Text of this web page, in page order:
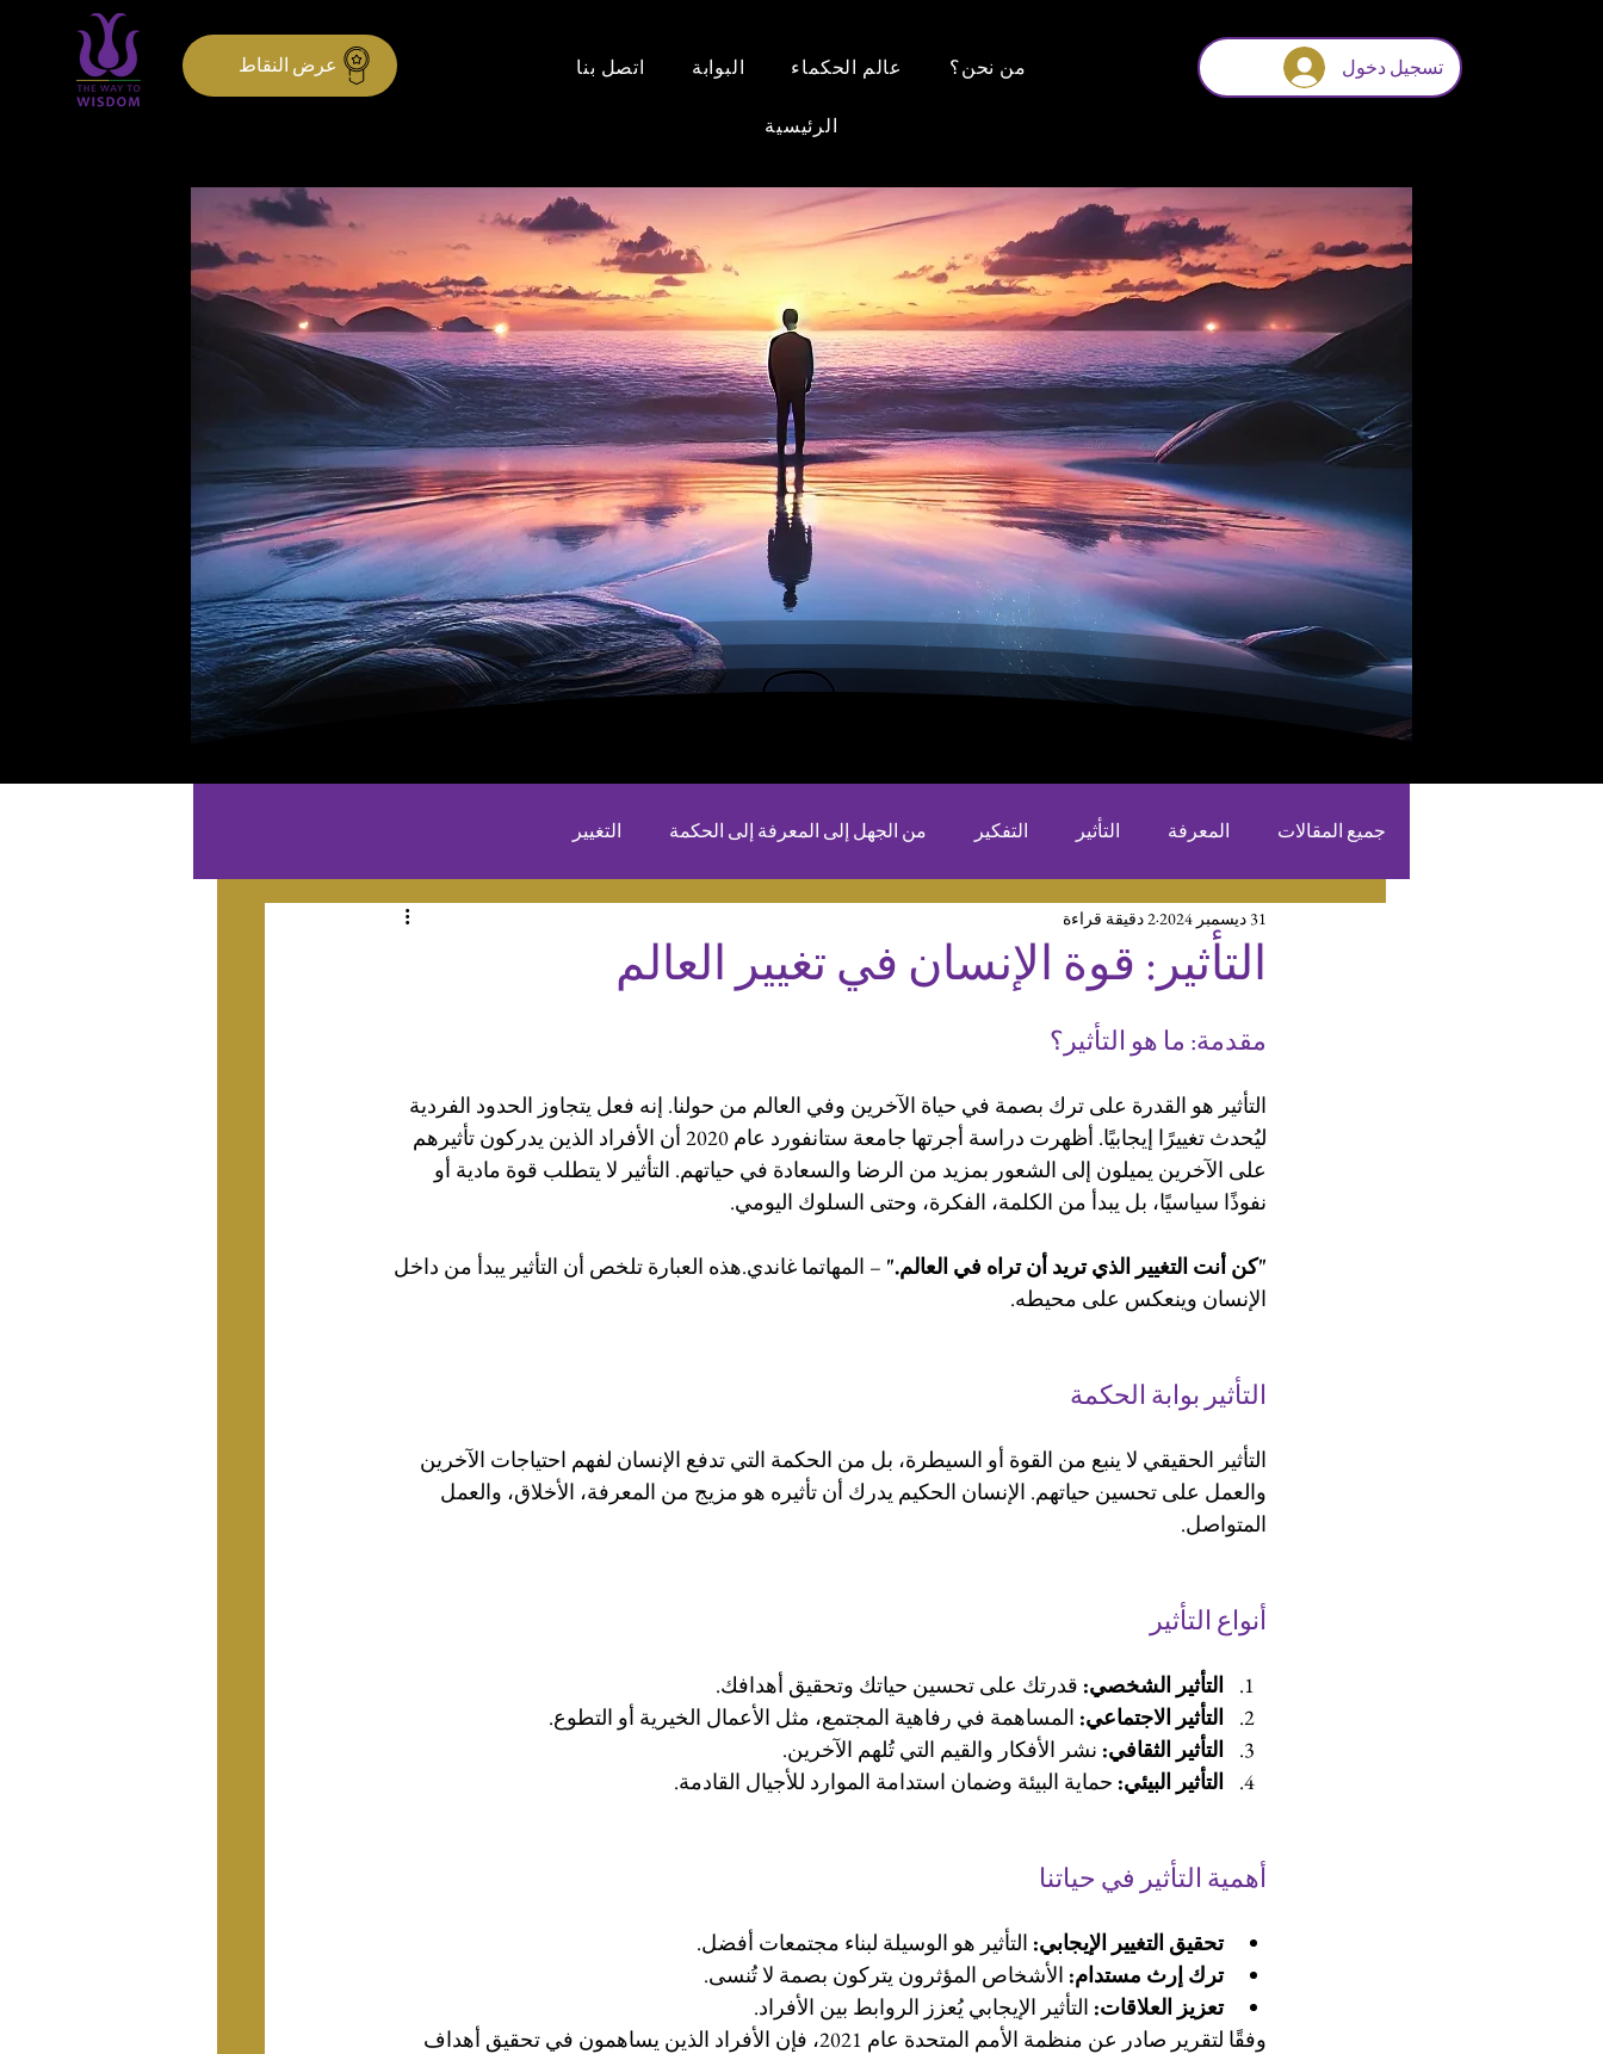
عرض النقاط اتصل بنا البوابة عالم الحكماء من نحن؟
الرئيسية
تسجيل دخول
جميع المقالات المعرفة التأثير التفكير من الجهل إلى المعرفة إلى الحكمة التغيير
التأثير: قوة الإنسان في تغيير العالم
31 ديسمبر 2024 2 دقيقة قراءة
مقدمة: ما هو التأثير؟
التأثير هو القدرة على ترك بصمة في حياة الآخرين وفي العالم من حولنا. إنه فعل يتجاوز الحدود الفردية
ليُحدث تغييرًا إيجابيًا. أظهرت دراسة أجرتها جامعة ستانفورد عام 2020 أن الأفراد الذين يدركون تأثيرهم
على الآخرين يميلون إلى الشعور بمزيد من الرضا والسعادة في حياتهم. التأثير لا يتطلب قوة مادية أو
نفوذًا سياسيًا، بل يبدأ من الكلمة، الفكرة، وحتى السلوك اليومي.
"كن أنت التغيير الذي تريد أن تراه في العالم." – المهاتما غاندي.هذه العبارة تلخص أن التأثير يبدأ من داخل
الإنسان وينعكس على محيطه.
التأثير بوابة الحكمة
التأثير الحقيقي لا ينبع من القوة أو السيطرة، بل من الحكمة التي تدفع الإنسان لفهم احتياجات الآخرين
والعمل على تحسين حياتهم. الإنسان الحكيم يدرك أن تأثيره هو مزيج من المعرفة، الأخلاق، والعمل
المتواصل.
أنواع التأثير
التأثير الشخصي: قدرتك على تحسين حياتك وتحقيق أهدافك.
التأثير الاجتماعي: المساهمة في رفاهية المجتمع، مثل الأعمال الخيرية أو التطوع.
التأثير الثقافي: نشر الأفكار والقيم التي تُلهم الآخرين.
التأثير البيئي: حماية البيئة وضمان استدامة الموارد للأجيال القادمة.
أهمية التأثير في حياتنا
تحقيق التغيير الإيجابي: التأثير هو الوسيلة لبناء مجتمعات أفضل.
ترك إرث مستدام: الأشخاص المؤثرون يتركون بصمة لا تُنسى.
تعزيز العلاقات: التأثير الإيجابي يُعزز الروابط بين الأفراد.
وفقًا لتقرير صادر عن منظمة الأمم المتحدة عام 2021، فإن الأفراد الذين يساهمون في تحقيق أهداف